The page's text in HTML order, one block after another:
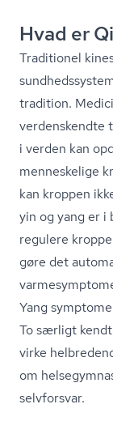
Hvad er
Traditionel
tradition.
verdenskendte
i verden kan
menneskelige
kan kroppen
yin og yang er i
regulere
gøre det
Yang
To særligt
virke
om
selvforsvar.